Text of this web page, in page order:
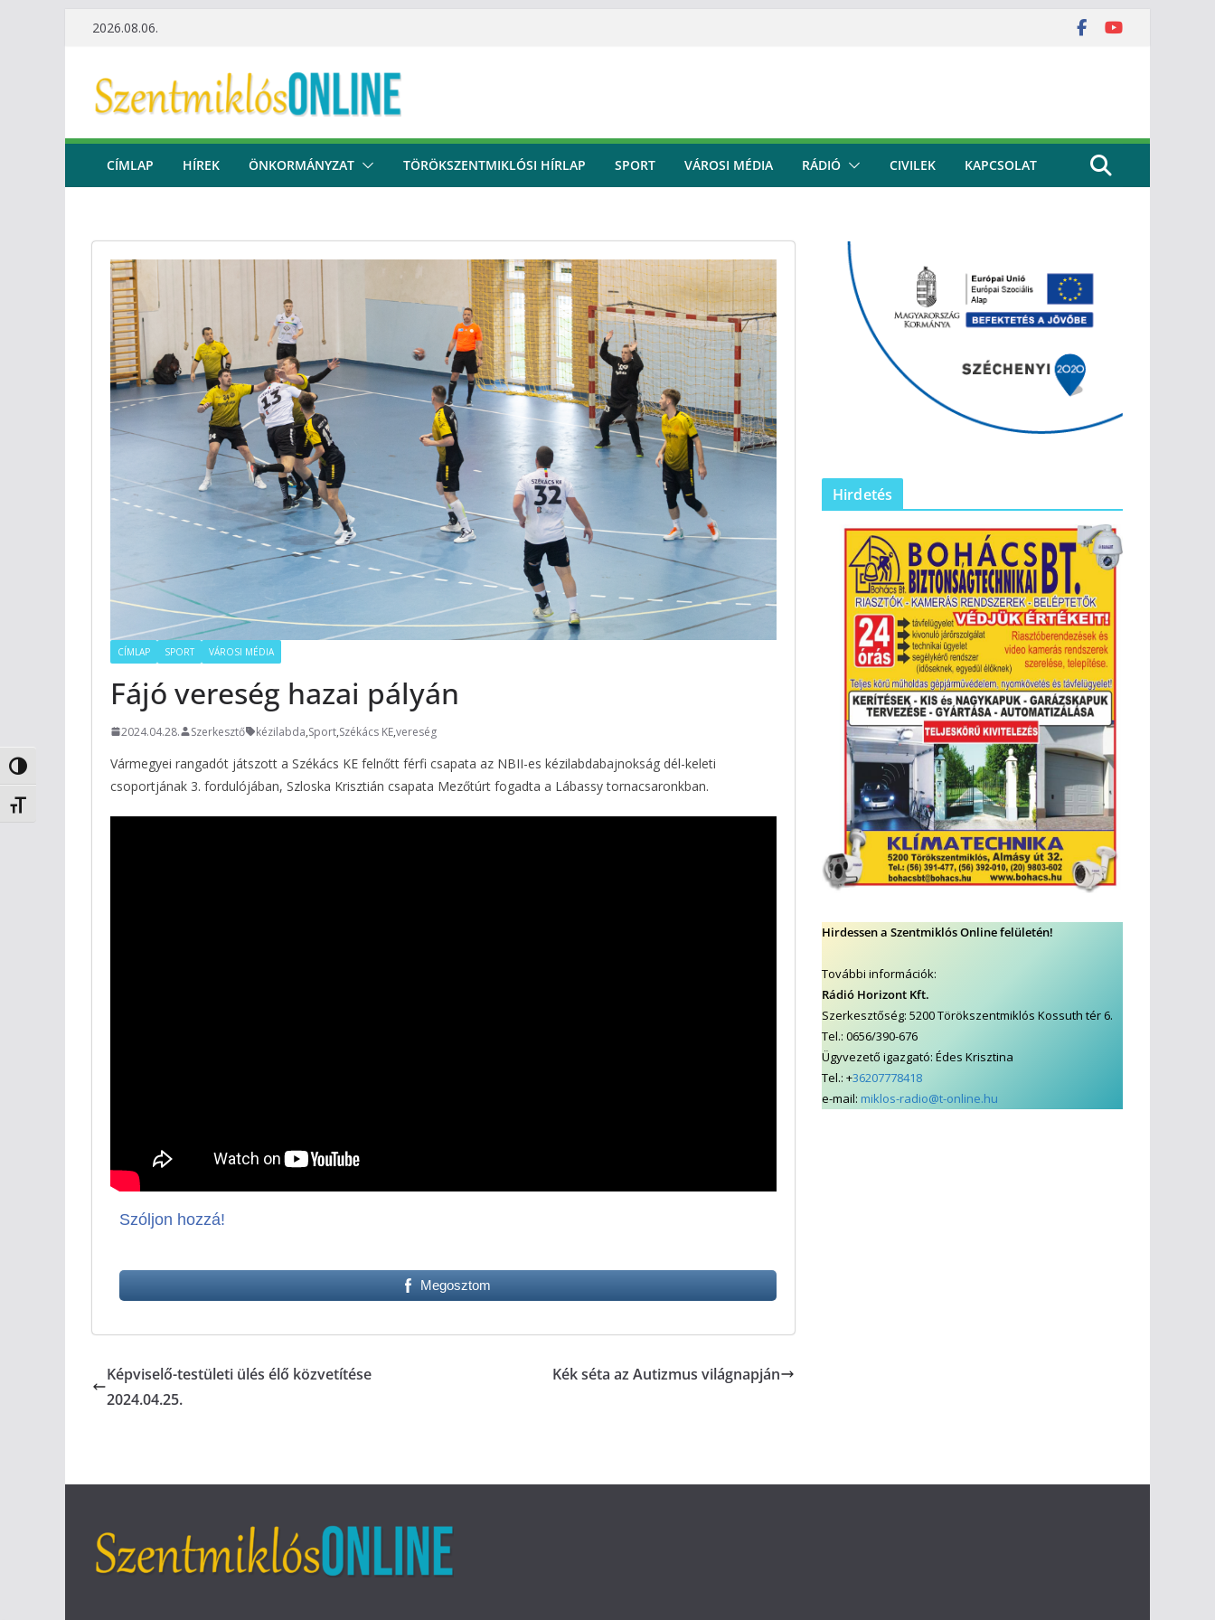
Nagy kontraszt váltása
Betűméret váltása
2026.08.06.
CÍMLAP HÍREK ÖNKORMÁNYZAT TÖRÖKSZENTMIKLÓSI HÍRLAP SPORT VÁROSI MÉDIA RÁDIÓ CIVILEK KAPCSOLAT
CÍMLAP SPORT VÁROSI MÉDIA
Fájó vereség hazai pályán
2024.04.28. Szerkesztő kézilabda,Sport,Székács KE,vereség
Vármegyei rangadót játszott a Székács KE felnőtt férfi csapata az NBII-es kézilabdabajnokság dél-keleti
csoportjának 3. fordulójában, Szloska Krisztián csapata Mezőtúrt fogadta a Lábassy tornacsaronkban.
Szóljon hozzá!
Megosztom
Képviselő-testületi ülés élő közvetítése
2024.04.25.
Kék séta az Autizmus világnapján
Hirdetés
Hirdessen a Szentmiklós Online felületén!
További információk:
Rádió Horizont Kft.
Szerkesztőség: 5200 Törökszentmiklós Kossuth tér 6.
Tel.: 0656/390-676
Ügyvezető igazgató: Édes Krisztina
Tel.: +36207778418
e-mail: miklos-radio@t-online.hu